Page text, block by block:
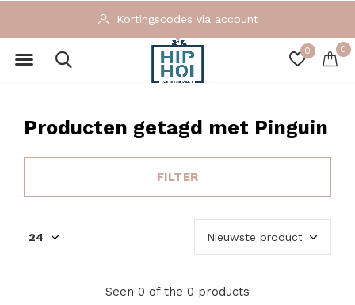
0 0
Kortingscodes via account
Producten getagd met Pinguin
FILTER
Seen 0 of the 0 products